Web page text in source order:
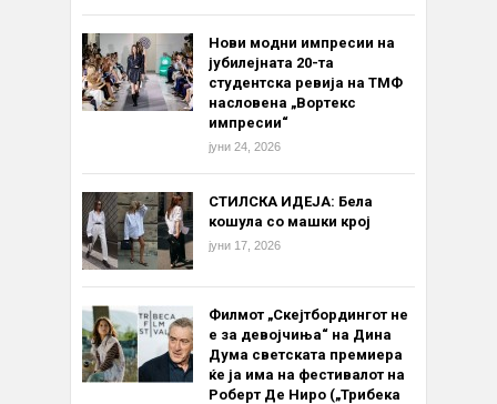
Нови модни импресии на
јубилејната 20-та
студентска ревија на ТМФ
насловена „Вортекс
импресии“
јуни 24, 2026
СТИЛСКА ИДЕЈА: Бела
кошула со машки крој
јуни 17, 2026
Филмот „Скејтбордингот не
е за девојчиња“ на Дина
Дума светската премиера
ќе ја има на фестивалот на
Роберт Де Ниро („Трибека